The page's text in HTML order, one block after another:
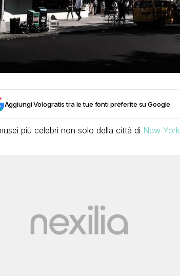
Aggiungi Vologratis tra le tue fonti preferite su Google
più celebri non solo della città di New York